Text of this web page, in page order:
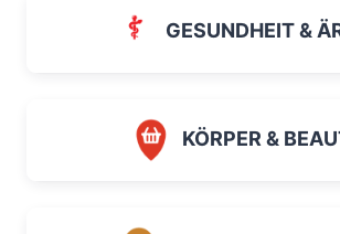
GESUNDHEIT &
KÖRPER &